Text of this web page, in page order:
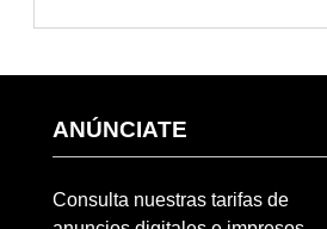
ANÚNCIATE
Consulta nuestras tarifas de